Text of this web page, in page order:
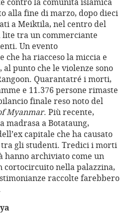
alla fine di marzo, dopo dieci
a Meiktila, nel centro del
lite tra un commerciante
Un evento
che ha riacceso la miccia e
punto che le violenze sono
Quarantatré i morti,
e 11.376 persone rimaste
finale reso noto del
Myanmar. Più recente,
madrasa a Botataung,
capitale che ha causato
gli studenti. Tredici i morti
hanno archiviato come un
cortocircuito nella palazzina,
raccolte farebbero